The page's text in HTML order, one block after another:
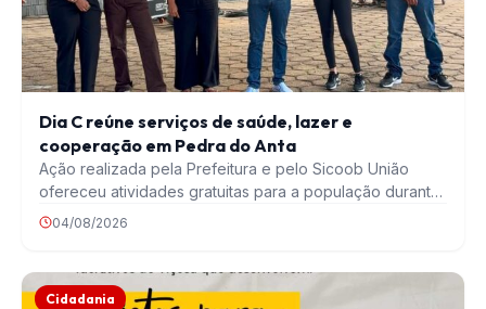
Dia C reúne serviços de saúde, lazer e
cooperação em Pedra do Anta
Ação realizada pela Prefeitura e pelo Sicoob União
ofereceu atividades gratuitas para a população durante
o…04/08/2026
Cidadania